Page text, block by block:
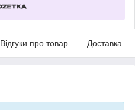
Відгуки про товар Доставка